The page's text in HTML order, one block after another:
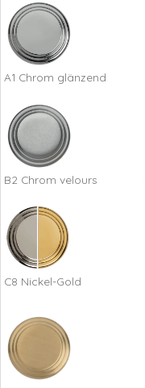
A1 Chrom glänzend
B2 Chrom velours
C8 Nickel-Gold